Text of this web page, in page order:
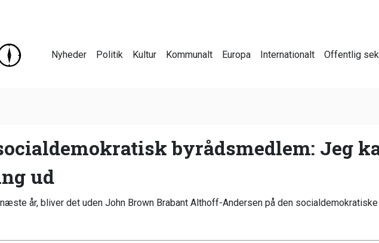
Nyheder Politik Kultur Kommunalt Europa Internationalt Offentlig
byrådsmedlem: Jeg
ud
år, bliver det uden John Brown Brabant Althoff-Andersen på den